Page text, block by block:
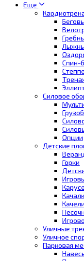
Еще
Спин-
Силовое
Опции
Детские
Горки
Качели
Уличные
Уличное
Парковая